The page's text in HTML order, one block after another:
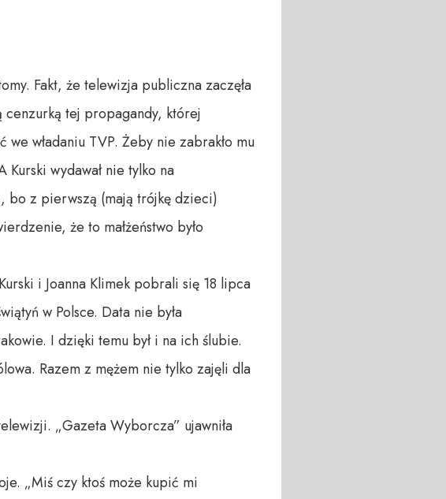
Fakt, że telewizja publiczna zaczęła
cenzurką tej propagandy, której
we władaniu TVP. Żeby nie zabrakło mu
wydawał nie tylko na
bo z pierwszą (mają trójkę dzieci)
że to małżeństwo było
i Joanna Klimek pobrali się 18 lipca
w Polsce. Data nie była
I dzięki temu był i na ich ślubie.
Razem z mężem nie tylko zajęli dla
„Gazeta Wyborcza” ujawniła
„Miś czy ktoś może kupić mi